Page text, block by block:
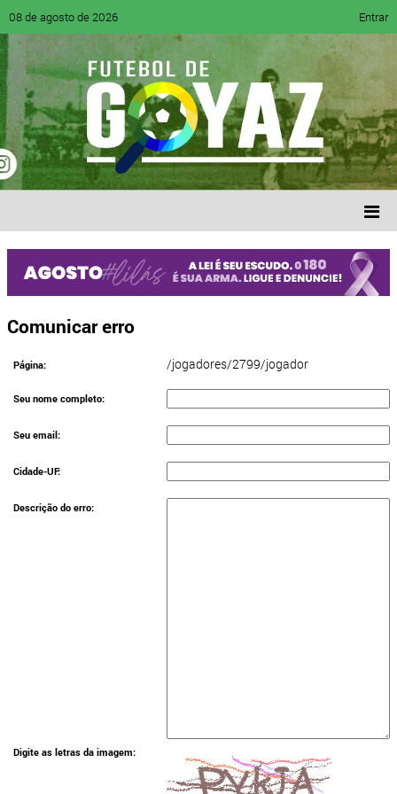
08 de agosto de 2026 Entrar
Comunicar erro
Página: /jogadores/2799/jogador
Seu nome completo:
Seu email:
Cidade-UF:
Descrição do erro:
Digite as letras da imagem: